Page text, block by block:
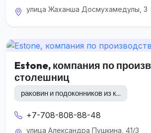
улица Жаханша Досмухамедулы, 3
Estone, компания по
столешниц
раковин и подоконников из к...
+7-708-808-88-48
улица Александра Пушкина, 41/3